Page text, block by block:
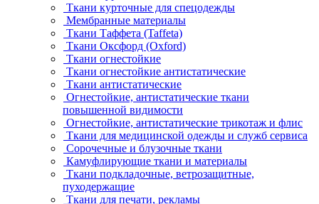
Ткани курточные для спецодежды
Мембранные материалы
Ткани Таффета (Taffeta)
Ткани Оксфорд (Oxford)
Ткани огнестойкие
Ткани огнестойкие антистатические
Ткани антистатические
Огнестойкие, антистатические ткани
повышенной видимости
Огнестойкие, антистатические трикотаж и флис
Ткани для медицинской одежды и служб сервиса
Сорочечные и блузочные ткани
Камуфлирующие ткани и материалы
Ткани подкладочные, ветрозащитные,
пуходержащие
Ткани для печати, рекламы